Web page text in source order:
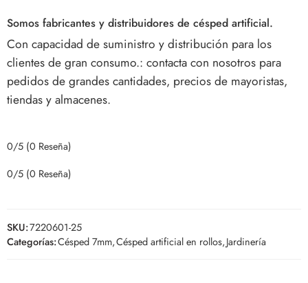
Somos fabricantes y distribuidores de césped artificial.
Con capacidad de suministro y distribución para los
clientes de gran consumo.: contacta con nosotros para
pedidos de grandes cantidades, precios de mayoristas,
tiendas y almacenes.
0/5 (0 Reseña)
0/5 (0 Reseña)
SKU:7220601-25
Categorías:Césped 7mm,Césped artificial en rollos,Jardinería